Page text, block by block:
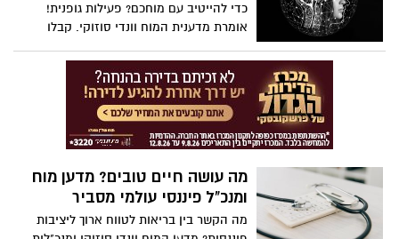
כדי להייטיב עם מוחכם? פעילות גופנית!
אומרת מדענית המוח וונדי סוזוקי. קבלו
סוזוקי ברקע המדעי שמאחורי הגילוי שאימון
גופני משפר את מצב הרוח, את הזכרון, ומגן
על מוחנו מפני מחלות ניווניות של המוח כגון
אלצהיימר.
מה עושה חיים טובים? מדען מוח
ומנכ"ל פיננסי עולמי מסביר
מה הקשר בין בריאות לטווח ארוך ליציבות